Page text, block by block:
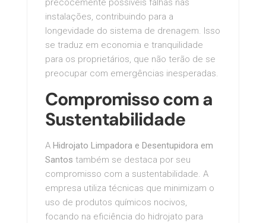
precocemente possíveis falhas nas
instalações, contribuindo para a
longevidade do sistema de drenagem. Isso
se traduz em economia e tranquilidade
para os proprietários, que não terão de se
preocupar com emergências inesperadas.
Compromisso com a
Sustentabilidade
A Hidrojato Limpadora e Desentupidora em
Santos também se destaca por seu
compromisso com a sustentabilidade. A
empresa utiliza técnicas que minimizam o
uso de produtos químicos nocivos,
focando na eficiência do hidrojato para